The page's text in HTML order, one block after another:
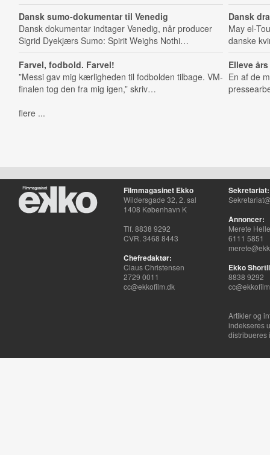
Dansk sumo-dokumentar til Venedig
Dansk dokumentar indtager Venedig, når producer
Sigrid Dyekjærs Sumo: Spirit Weighs Nothi…
Dansk
May el-
danske
Farvel, fodbold. Farvel!
”Messi gav mig kærligheden til fodbolden tilbage. VM-
finalen tog den fra mig igen,” skriv…
Elleve
En af de
flere ...
Filmmagasinet Ekko
Wildersgade 32, 2. sal
1408 København K
Tlf. 8838 9292
CVR. 3468 8443
Chefredaktør:
Claus Christensen
2729 0011
cc@ekkofilm.dk
Sekretariat:
Annoncer:
Merete
6111 5851
Ekko
8838 9292
Artikler og
indekseres
distribueres